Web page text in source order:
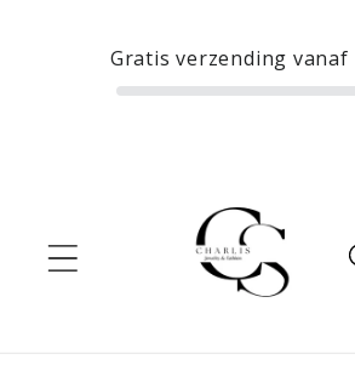
Gratis verzending vanaf
content